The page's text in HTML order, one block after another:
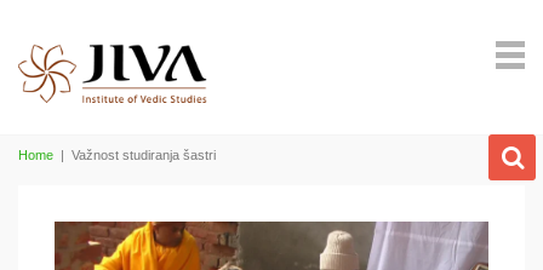
Home | Važnost studiranja šastri